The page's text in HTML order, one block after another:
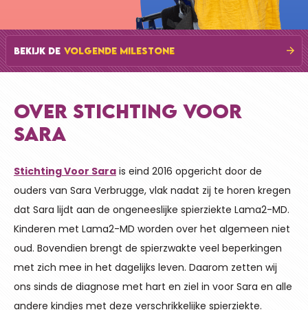
BEKIJK DE VOLGENDE MILESTONE
OVER STICHTING VOOR
SARA
Stichting Voor Sara is eind 2016 opgericht door de
ouders van Sara Verbrugge, vlak nadat zij te horen kregen
dat Sara lijdt aan de ongeneeslijke spierziekte Lama2-MD.
Kinderen met Lama2-MD worden over het algemeen niet
oud. Bovendien brengt de spierzwakte veel beperkingen
met zich mee in het dagelijks leven. Daarom zetten wij
ons sinds de diagnose met hart en ziel in voor Sara en alle
andere kindjes met deze verschrikkelijke spierziekte.